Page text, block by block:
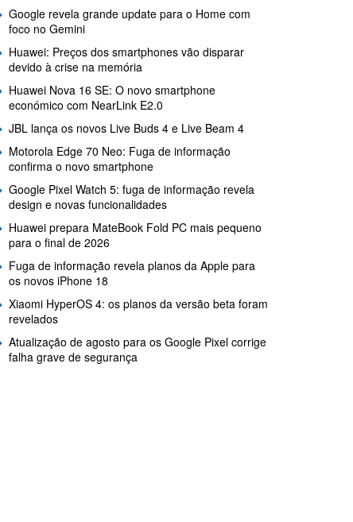
Google revela grande update para o Home com
foco no Gemini
Huawei: Preços dos smartphones vão disparar
devido à crise na memória
Huawei Nova 16 SE: O novo smartphone
económico com NearLink E2.0
JBL lança os novos Live Buds 4 e Live Beam 4
Motorola Edge 70 Neo: Fuga de informação
confirma o novo smartphone
Google Pixel Watch 5: fuga de informação revela
design e novas funcionalidades
Huawei prepara MateBook Fold PC mais pequeno
para o final de 2026
Fuga de informação revela planos da Apple para
os novos iPhone 18
Xiaomi HyperOS 4: os planos da versão beta foram
revelados
Atualização de agosto para os Google Pixel corrige
falha grave de segurança